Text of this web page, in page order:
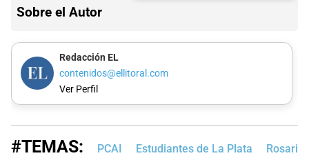
Sobre el Autor
Redacción EL
contenidos@ellitoral.com
Ver Perfil
#TEMAS: PCAI Estudiantes de La Plata Rosario